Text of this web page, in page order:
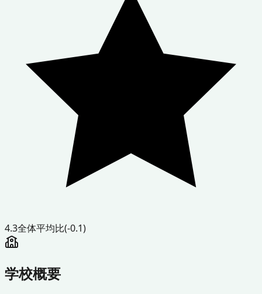
4.3全体平均比(-0.1)
学校概要